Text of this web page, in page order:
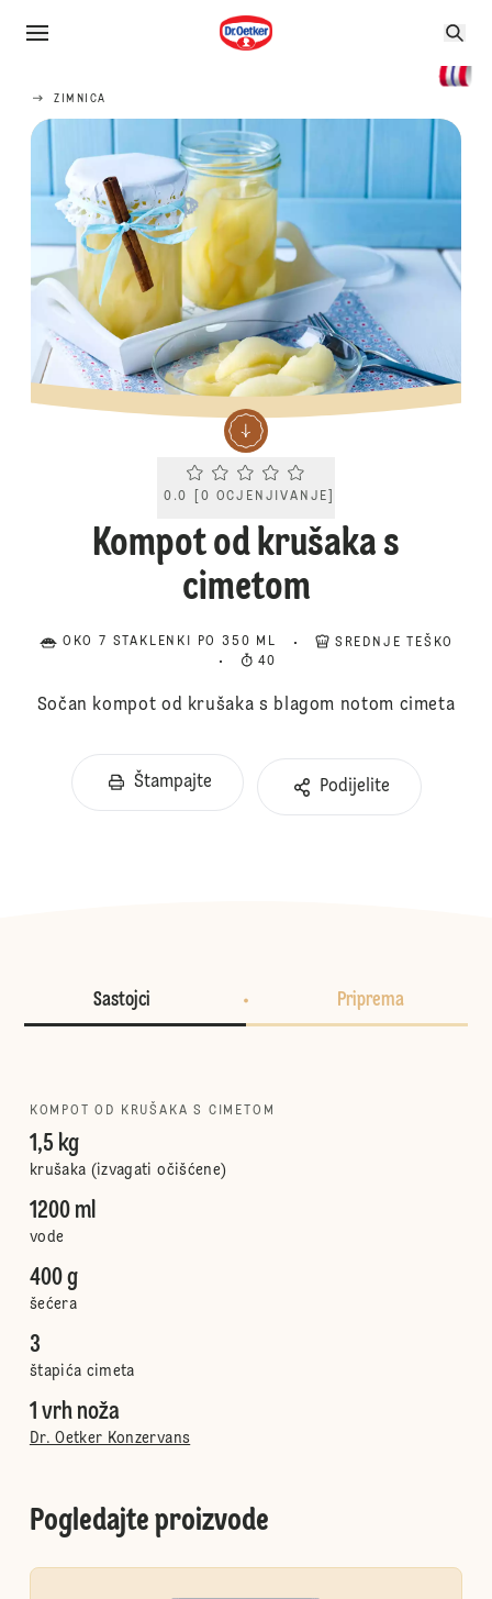
ZIMNICA
Current rating 0.0. Click to rate.
0.0 [0 OCJENJIVANJE
Kompot od krušaka s
cimetom
OKO 7 STAKLENKI PO 350 ML
SREDNJE TEŠKO
40
Sočan kompot od krušaka s blagom notom cimeta
Štampajte Podijelite
Sastojci Priprema
KOMPOT OD KRUŠAKA S CIMETOM
1,5 kg
krušaka (izvagati očišćene)
1200 ml
vode
400 g
šećera
3
štapića cimeta
1 vrh noža
Dr. Oetker Konzervans
Pogledajte proizvode